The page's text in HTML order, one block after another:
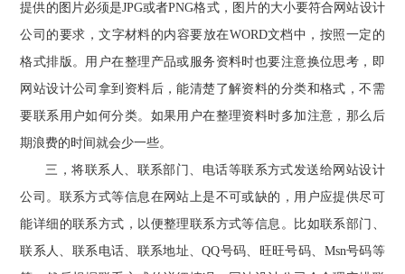
提供的图片必须是JPG或者PNG格式，图片的大小要符合网站设计
公司的要求，文字材料的内容要放在WORD文档中，按照一定的
格式排版。用户在整理产品或服务资料时也要注意换位思考，即
网站设计公司拿到资料后，能清楚了解资料的分类和格式，不需
要联系用户如何分类。如果用户在整理资料时多加注意，那么后
期浪费的时间就会少一些。
三，将联系人、联系部门、电话等联系方式发送给网站设计
公司。联系方式等信息在网站上是不可或缺的，用户应提供尽可
能详细的联系方式，以便整理联系方式等信息。比如联系部门、
联系人、联系电话、联系地址、QQ号码、旺旺号码、Msn号码等